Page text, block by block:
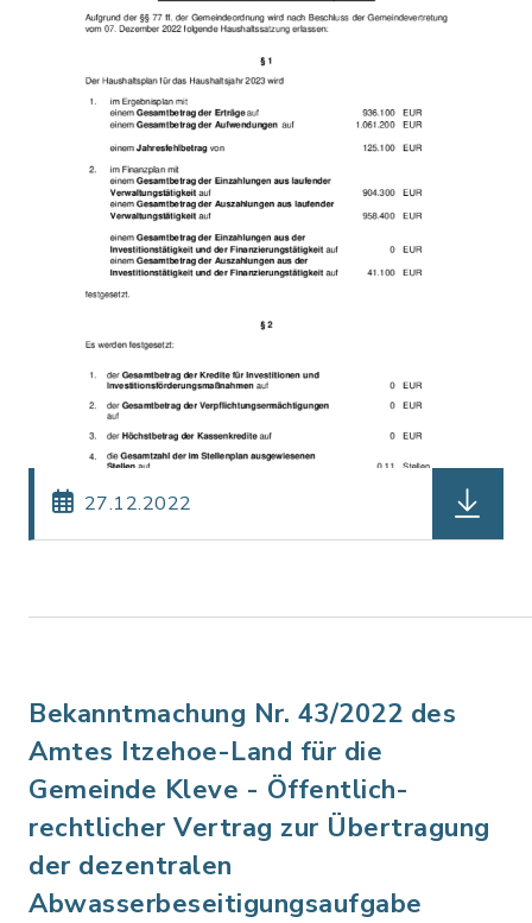
27.12.2022
Bekanntmachung Nr. 43/2022 des
Amtes Itzehoe-Land für die
Gemeinde Kleve - Öffentlich-
rechtlicher Vertrag zur Übertragung
der dezentralen
Abwasserbeseitigungsaufgabe